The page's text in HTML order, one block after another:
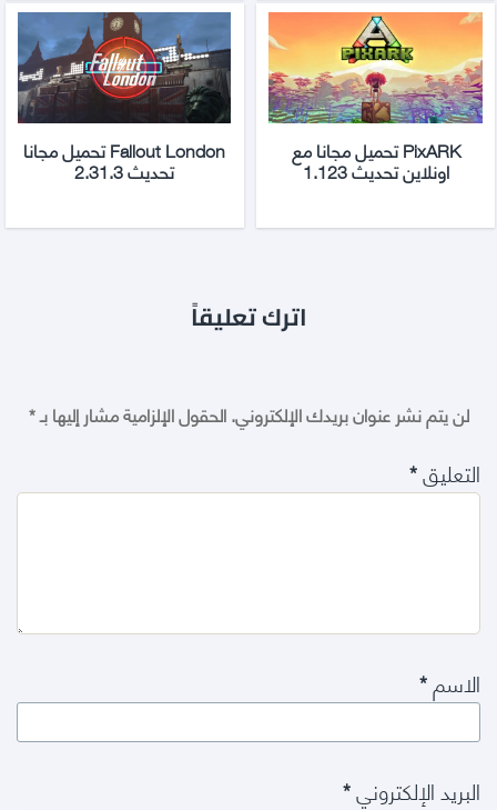
PixARK تحميل مجانا مع
اونلاين تحديث 1.123
Fallout London تحميل مجانا
تحديث 2.31.3
اترك تعليقاً
لن يتم نشر عنوان بريدك الإلكتروني.الحقول الإلزامية مشار إليها بـ*
التعليق*
الاسم*
البريد الإلكتروني*